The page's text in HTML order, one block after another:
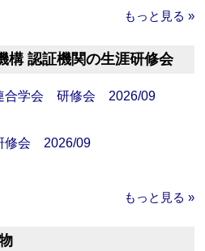
もっと見る »
構 認証機関の生涯研修会
合学会 研修会 2026/09
修会 2026/09
もっと見る »